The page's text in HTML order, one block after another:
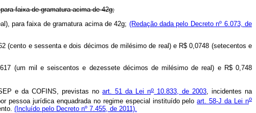
faixa de gramatura acima de 42g;
para faixa de gramatura acima de 42g; (Redação dada pelo Decreto nº 6.073, de
(cento e sessenta e dois décimos de milésimo de real) e R$ 0,0748 (setecentos e
(um mil e seiscentos e dezessete décimos de milésimo de real) e R$ 0,748
e da COFINS, previstas noart. 51 da Lei no10.833, de 2003, incidentes na
pessoa jurídica enquadrada no regime especial instituído peloart. 58-J da Lei no
(Incluído pelo Decreto nº 7.455, de 2011).